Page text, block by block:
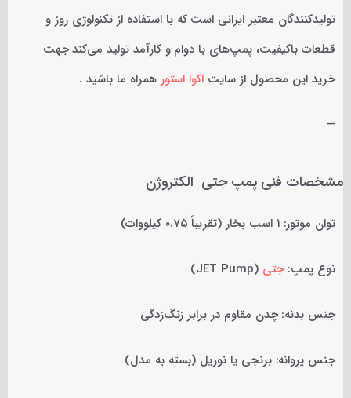
تولیدکنندگان معتبر ایرانی است که با استفاده از تکنولوژی روز و
قطعات باکیفیت، پمپ‌های با دوام و کارآمد تولید می‌کند جهت
خرید این محصول از سایت اکوا استور همراه ما باشید .
—
مشخصات فنی پمپ جتی الکتروژن
توان موتور: ۱ اسب بخار (تقریباً ۰.۷۵ کیلووات)
نوع پمپ:جتی (JET Pump)
جنس بدنه: چدن مقاوم در برابر زنگ‌زدگی
جنس پروانه: برنجی یا نوریل (بسته به مدل)